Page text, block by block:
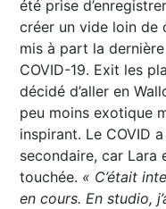
été prise
créer un vide loin de
mis à part la
COVID-19. Exit les
décidé d’aller en
peu moins exotique
inspirant. Le COVID
secondaire, car Lara
touchée. « C’était
en cours. En studio,